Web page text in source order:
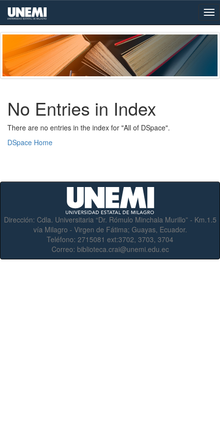
Skip
navigation
No Entries in Index
There are no entries in the index for "All of DSpace".
DSpace Home
Dirección: Cdla. Universitaria “Dr. Rómulo Minchala Murillo” - Km.1.5
vía Milagro - Virgen de Fátima; Guayas, Ecuador.
Teléfono: 2715081 ext:3702, 3703, 3704
Correo: biblioteca.crai@unemi.edu.ec